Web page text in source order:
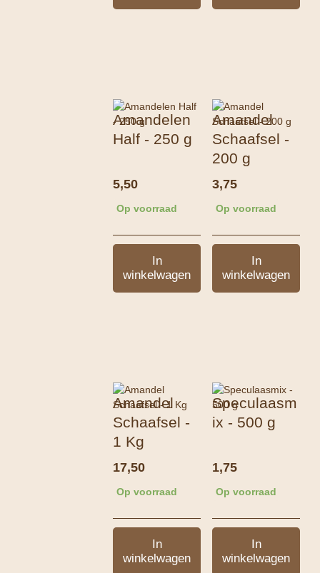
Amandelen
Half - 250 g
5,50
Op voorraad
In
winkelwagen
Amandel
Schaafsel -
200 g
3,75
Op voorraad
In
winkelwagen
Amandel
Schaafsel -
1 Kg
17,50
Op voorraad
In
winkelwagen
Speculaasm
ix - 500 g
1,75
Op voorraad
In
winkelwagen